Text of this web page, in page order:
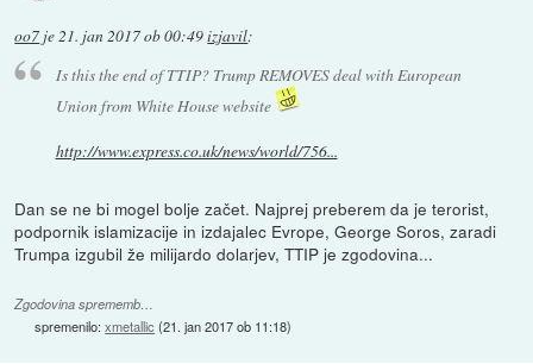
oo7 je21. jan 2017 ob 00:49izjavil:
Is this the end of TTIP? Trump REMOVES deal with European
Union from White House website
http://www.express.co.uk/news/world/756...
Dan se ne bi mogel bolje začet. Najprej preberem da je terorist,
podpornik islamizacije in izdajalec Evrope, George Soros, zaradi
Trumpa izgubil že milijardo dolarjev, TTIP je zgodovina...
Zgodovina sprememb…
spremenilo:xmetallic (21. jan 2017 ob 11:18)